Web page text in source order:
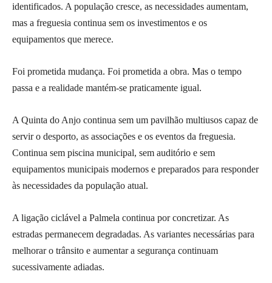
identificados. A população cresce, as necessidades aumentam,
mas a freguesia continua sem os investimentos e os
equipamentos que merece.
Foi prometida mudança. Foi prometida a obra. Mas o tempo
passa e a realidade mantém-se praticamente igual.
A Quinta do Anjo continua sem um pavilhão multiusos capaz de
servir o desporto, as associações e os eventos da freguesia.
Continua sem piscina municipal, sem auditório e sem
equipamentos municipais modernos e preparados para responder
às necessidades da população atual.
A ligação ciclável a Palmela continua por concretizar. As
estradas permanecem degradadas. As variantes necessárias para
melhorar o trânsito e aumentar a segurança continuam
sucessivamente adiadas.